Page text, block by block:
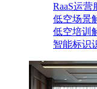
RaaS运
低空场景
低空培训
智能标识